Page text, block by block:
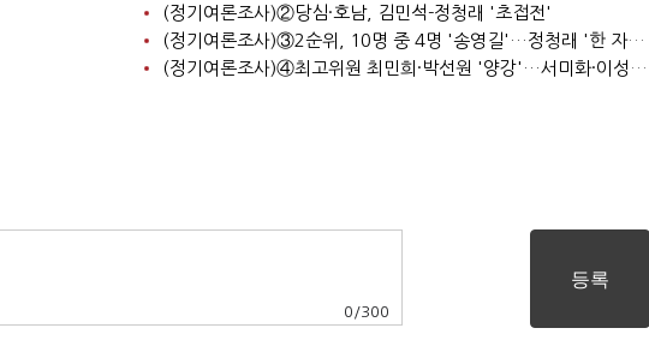
(정기여론조사)②당심·호남, 김민석-정청래 '초접전'
(정기여론조사)③2순위, 10명 중 4명 '송영길'…정청래 '한 자릿수'
(정기여론조사)④최고위원 최민희·박선원 '양강'…서미화·이성윤·임미애 뒤이어
0 /300